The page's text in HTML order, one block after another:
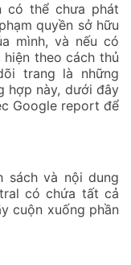
có thể chưa phát
quyền sở hữu
mình, và nếu có
theo cách thủ
trang là những
hợp này, dưới đây
Google report để
sách và nội dung
có chứa tất cả
cuộn xuống phần